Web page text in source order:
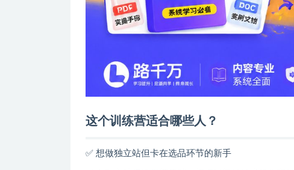
这个训练营适合哪些人？
✅ 想做独立站但卡在选品环节的新手